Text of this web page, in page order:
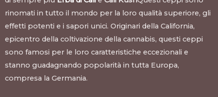
rinomati in tutto il mondo per la loro qualità superiore, gli
effetti potenti e i sapori unici. Originari della California,
epicentro della coltivazione della cannabis, questi ceppi
sono famosi per le loro caratteristiche eccezionali e
stanno guadagnando popolarità in tutta Europa,
compresa la Germania.